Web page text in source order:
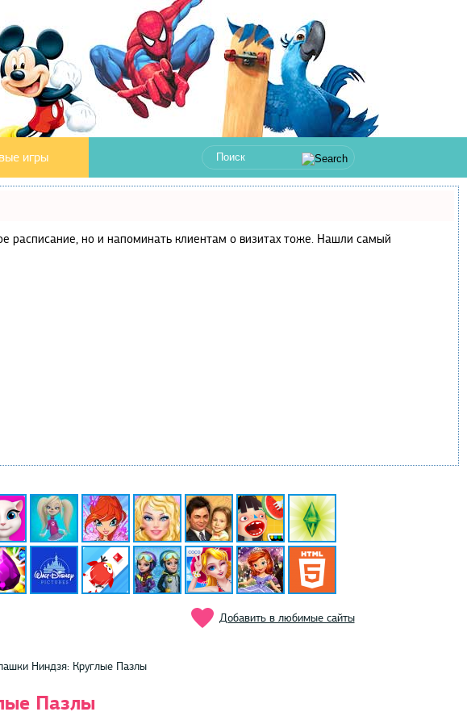
игры
расписание, но и напоминать клиентам о визитах тоже. Нашли самый
Добавить в любимые сайты
Ниндзя: Круглые Пазлы
Пазлы